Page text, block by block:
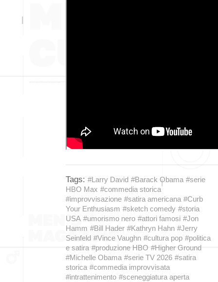
Tags: #Larry David #Barack Obama #serie
HBO Max #commedia storica
#improvvisazione #satira americana #Curb
Your Enthusiasm #sketch comedy #storia
USA #umorismo nero #attori famosi #Jon
Hamm #Bill Hader #Kathryn Hahn #Jerry
Seinfeld #Vince Vaughn #cultura pop #politica
e satira #produzione HBO #Higher Ground
#Michelle Obama #serie TV 2026 #satira
storica #commedia improvvisata
#intrattenimento #sceneggiatura aperta